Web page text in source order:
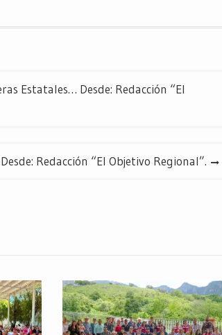
Estatales… Desde: Redacción “El
Redacción “El Objetivo Regional”.